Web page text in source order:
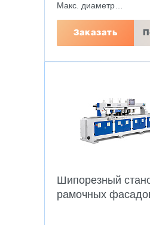
Макс. диаметр…
Заказать
Шипорезный
рамочных